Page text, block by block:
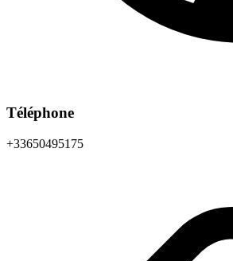
Téléphone
+33650495175